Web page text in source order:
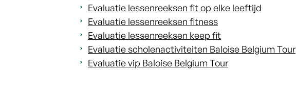
Evaluatie lessenreeksen fit op elke leeftijd
Evaluatie lessenreeksen fitness
Evaluatie lessenreeksen keep fit
Evaluatie scholenactiviteiten Baloise Belgium Tour
Evaluatie vip Baloise Belgium Tour